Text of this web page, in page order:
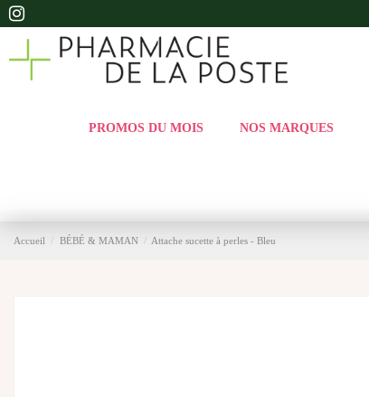
PROMOS DU MOIS NOS MARQUES
Accueil BÉBÉ & MAMAN Attache sucette à perles - Bleu